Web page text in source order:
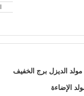
مولد الديزل برج الخفيف